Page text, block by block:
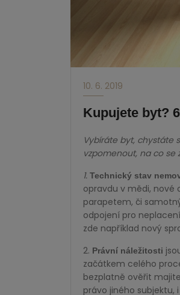
10. 6. 2019
Kupujete byt?
Vybíráte byt, chystáte
vzpomenout, na co se
1. Technický stav
opravdu v mědi, nové
parapetem, či
odpojení pro
zde například nový
2. Právní náležitosti
začátkem celého
bezplatně ověřit
právo jiného